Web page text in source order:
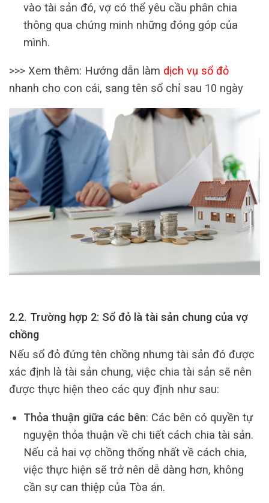
vào tài sản đó, vợ có thể yêu cầu phân chia
thông qua chứng minh những đóng góp của
mình.
>>> Xem thêm: Hướng dẫn làm dịch vụ sổ đỏ
nhanh cho con cái, sang tên sổ chỉ sau 10 ngày
2.2. Trường hợp 2: Sổ đỏ là tài sản chung của vợ
chồng
Nếu sổ đỏ đứng tên chồng nhưng tài sản đó được
xác định là tài sản chung, việc chia tài sản sẽ nên
được thực hiện theo các quy định như sau:
Thỏa thuận giữa các bên: Các bên có quyền tự
nguyện thỏa thuận về chi tiết cách chia tài sản.
Nếu cả hai vợ chồng thống nhất về cách chia,
việc thực hiện sẽ trở nên dễ dàng hơn, không
cần sự can thiệp của Tòa án.